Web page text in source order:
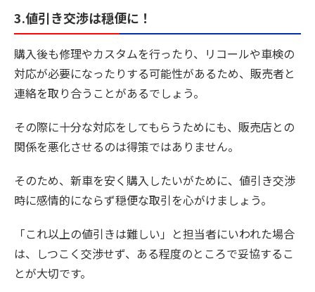
3.値引き交渉は穏便に！
購入後も修理やカスタムを行ったり、リコールや車検の
対応が必要になったりする可能性があるため、販売者と
連絡を取り合うことがあるでしょう。
その際に十分な対応をしてもらうためにも、販売店との
関係を悪化させるのは得策ではありません。
そのため、新車を安く購入したいがために、値引き交渉
時に感情的にならず穏便な取引を心がけましょう。
「これ以上の値引きは難しい」と担当者にいわれた場合
は、しつこく交渉せず、ある程度のところで妥協するこ
とが大切です。